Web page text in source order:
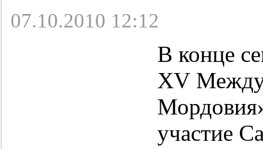
07.10.2010 12:12
В конце
XV
участие